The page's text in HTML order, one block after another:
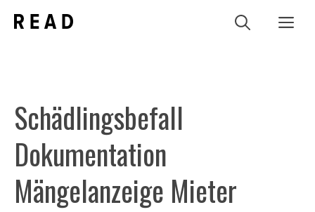
Inhalt
Schädlingsbefall
Dokumentation
Mängelanzeige Mieter